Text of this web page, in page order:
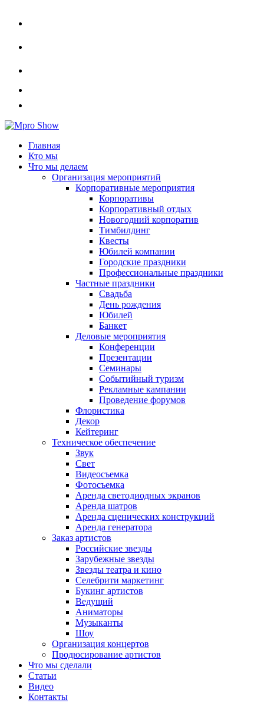
Главная
Кто мы
Что мы делаем
Организация мероприятий
Корпоративные мероприятия
Корпоративы
Корпоративный отдых
Новогодний корпоратив
Тимбилдинг
Квесты
Юбилей компании
Городские праздники
Профессиональные праздники
Частные праздники
Свадьба
День рождения
Юбилей
Банкет
Деловые мероприятия
Конференции
Презентации
Семинары
Событийный туризм
Рекламные кампании
Проведение форумов
Флористика
Декор
Кейтеринг
Техническое обеспечение
Звук
Свет
Видеосъемка
Фотосъемка
Аренда светодиодных экранов
Аренда шатров
Аренда сценических конструкций
Аренда генератора
Заказ артистов
Российские звезды
Зарубежные звезды
Звезды театра и кино
Селебрити маркетинг
Букинг артистов
Ведущий
Аниматоры
Музыканты
Шоу
Организация концертов
Продюсирование артистов
Что мы сделали
Cтатьи
Видео
Контакты